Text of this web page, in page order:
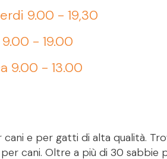
9.00 - 19,30
- 19.00
9.00 - 13.00
e per gatti di alta qualità.
cani. Oltre a più di 30 sabbie